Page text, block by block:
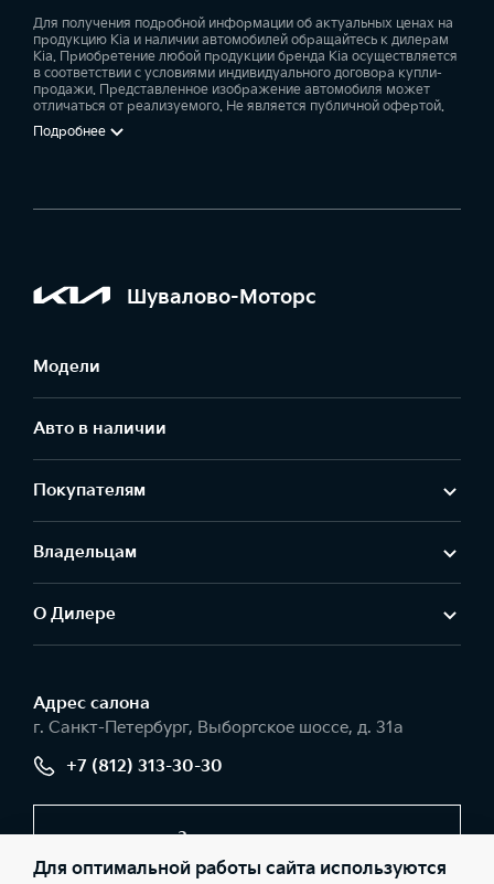
Для получения подробной информации об актуальных ценах на
продукцию Kia и наличии автомобилей обращайтесь к дилерам
Kia. Приобретение любой продукции бренда Kia осуществляется
в соответствии с условиями индивидуального договора купли-
продажи. Представленное изображение автомобиля может
отличаться от реализуемого. Не является публичной офертой.
Подробнее
Шувалово-Моторс
Модели
Авто в наличии
Покупателям
Владельцам
О Дилере
Адрес салонa
г. Санкт-Петербург, Выборгское шоссе, д. 31а
+7 (812) 313-30-30
Заказать звонок
Для оптимальной работы сайта используются